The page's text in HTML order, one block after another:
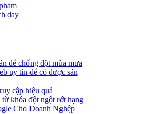
day
để chống dột mùa mưa
uy tín để có được sản
cập hiệu quả
khóa đột ngột rớt hạng
Cho Doanh Nghệp